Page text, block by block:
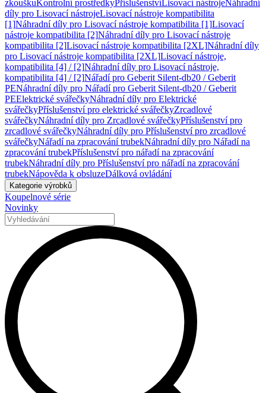
zkouškuKontrolní prostředkyPříslušenstvíLisovací nástrojeNáhradní
díly pro Lisovací nástrojeLisovací nástroje kompatibilita
[1]Náhradní díly pro Lisovací nástroje kompatibilita [1]Lisovací
nástroje kompatibilita [2]Náhradní díly pro Lisovací nástroje
kompatibilita [2]Lisovací nástroje kompatibilita [2XL]Náhradní díly
pro Lisovací nástroje kompatibilita [2XL]Lisovací nástroje,
kompatibilita [4] / [2]Náhradní díly pro Lisovací nástroje,
kompatibilita [4] / [2]Nářadí pro Geberit Silent-db20 / Geberit
PENáhradní díly pro Nářadí pro Geberit Silent-db20 / Geberit
PEElektrické svářečkyNáhradní díly pro Elektrické
svářečkyPříslušenství pro elektrické svářečkyZrcadlové
svářečkyNáhradní díly pro Zrcadlové svářečkyPříslušenství pro
zrcadlové svářečkyNáhradní díly pro Příslušenství pro zrcadlové
svářečkyNářadí na zpracování trubekNáhradní díly pro Nářadí na
zpracování trubekPříslušenství pro nářadí na zpracování
trubekNáhradní díly pro Příslušenství pro nářadí na zpracování
trubekNápověda k obsluzeDálková ovládání
Kategorie výrobků
Koupelnové série
Novinky